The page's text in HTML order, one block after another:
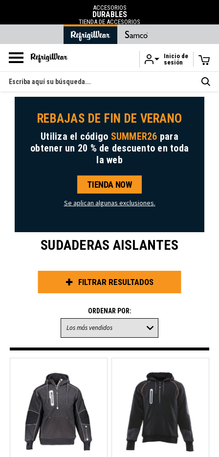
Ir al contenido principal
ACCESORIOS
DURABLES
TIENDA DE ACCESORIOS
Inicio de
sesión
Buscar
en
REBAJAS DE FIN DE VERANO
Utiliza el código SUMMER26 para
obtener un 20 % de descuento en toda
la web
TIENDA NOW
Se aplican algunas exclusiones.
SUDADERAS AISLANTES
FILTRAR RESULTADOS
ORDENAR POR: